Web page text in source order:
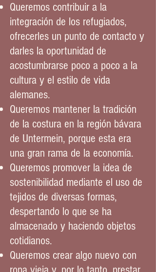
Queremos contribuir a la
integración de los refugiados,
ofrecerles un punto de contacto y
darles la oportunidad de
acostumbrarse poco a poco a la
cultura y el estilo de vida
alemanes.
Queremos mantener la tradición
de la costura en la región bávara
de Untermein, porque esta era
una gran rama de la economía.
Queremos promover la idea de
sostenibilidad mediante el uso de
tejidos de diversas formas,
despertando lo que se ha
almacenado y haciendo objetos
cotidianos.
Queremos crear algo nuevo con